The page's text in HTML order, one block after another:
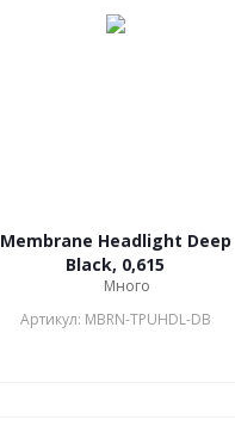
Membrane Headlight Deep
Black, 0,615
Много
Артикул: MBRN-TPUHDL-DB